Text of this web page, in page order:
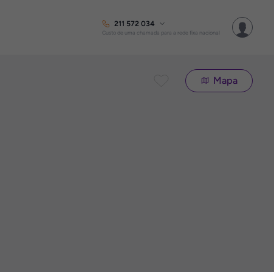
211 572 034
Custo de uma chamada para a rede fixa nacional
Mapa